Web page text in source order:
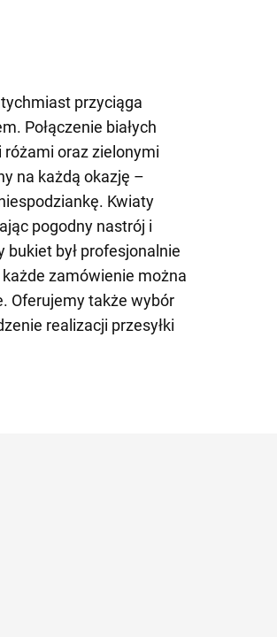
przyciąga
Połączenie białych
oraz zielonymi
na każdą okazję –
Kwiaty
pogodny nastrój i
bukiet był profesjonalnie
zamówienie można
Oferujemy także wybór
realizacji przesyłki